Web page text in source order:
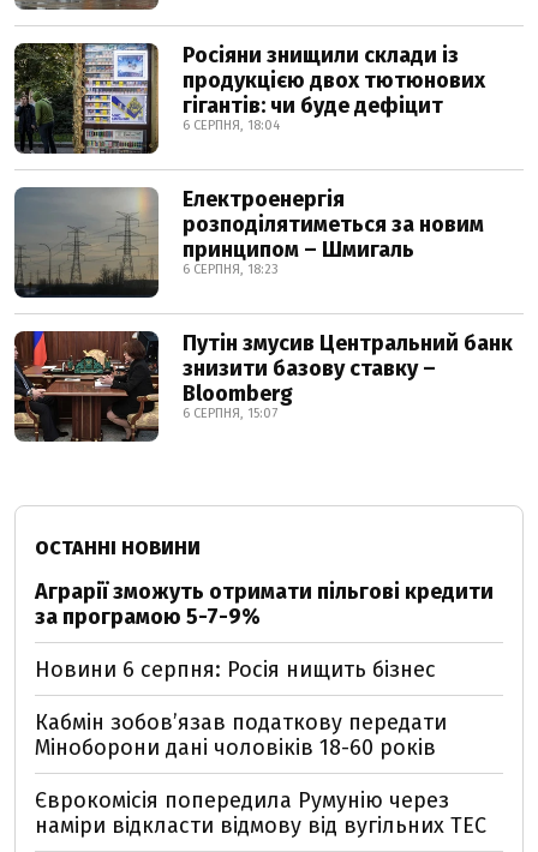
Росіяни знищили склади із
продукцією двох тютюнових
гігантів: чи буде дефіцит
6 СЕРПНЯ, 18:04
Електроенергія
розподілятиметься за новим
принципом – Шмигаль
6 СЕРПНЯ, 18:23
Путін змусив Центральний банк
знизити базову ставку –
Bloomberg
6 СЕРПНЯ, 15:07
ОСТАННІ НОВИНИ
Аграрії зможуть отримати пільгові кредити
за програмою 5-7-9%
Новини 6 серпня: Росія нищить бізнес
Кабмін зобовʼязав податкову передати
Міноборони дані чоловіків 18-60 років
Єврокомісія попередила Румунію через
наміри відкласти відмову від вугільних ТЕС